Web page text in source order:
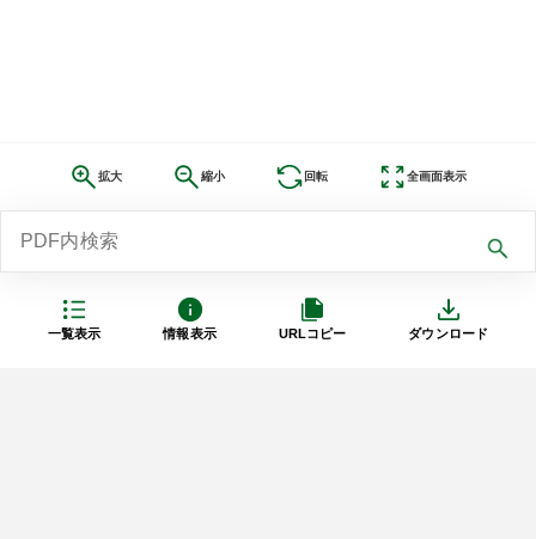
一覧表示 情報表示 URLコピー ダウンロード
拡大 縮小 回転 全画面表示